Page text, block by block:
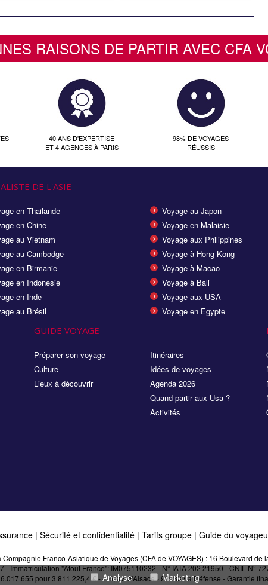
RAISONS DE PARTIR AVEC CFA
40 ANS D'EXPERTISE
ET 4 AGENCES À PARIS
98% DE VOYAGES
RÉUSSIS
DE L'ASIE
en Thailande
en Chine
au Vietnam
au Cambodge
en Birmanie
en Indonesie
en Inde
au Brésil
Voyage au Japon
Voyage en Malaisie
Voyage aux Philippines
Voyage à Hong Kong
Voyage à Macao
Voyage à Bali
Voyage aux USA
Voyage en Egypte
GUIDE VOYAGE
Préparer son voyage
Culture
Lieux à découvrir
Itinéraires
Idées de voyages
Agenda 2026
Quand partir aux Usa ?
Activités
| Sécurité et confidentialité| Tarifs groupe| Guide du
Franco-Asiatique de Voyages (CFA de VOYAGES) : 16 Boulevard de
Immatriculation "Atout France": IM075110232 - N° IATA 202 21950 - CNIL N°
pour 3 811 225,4 € - 4-6, av. d'Alsace - 92033 La Défense - Garantie
Analyse Marketing